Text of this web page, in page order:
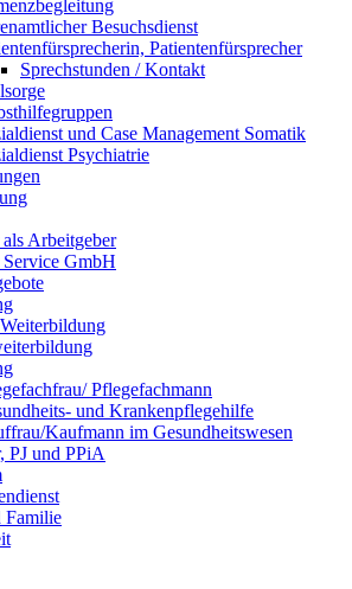
Besuchsdienst
Patientenfürsprecher
Sprechstunden / Kontakt
und Case Management Somatik
Psychiatrie
Arbeitgeber
GmbH
Pflegefachmann
und Krankenpflegehilfe
Kaufmann im Gesundheitswesen
PJ und PPiA
Familie